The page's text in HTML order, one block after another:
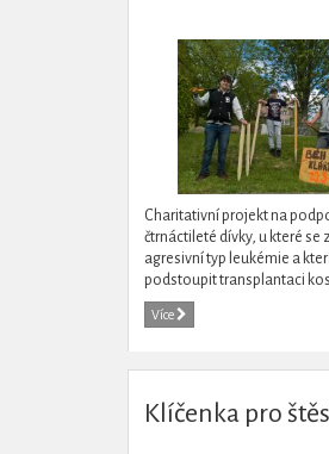
Charitativní projekt na
čtrnáctileté dívky, u které se
agresivní typ leukémie a
podstoupit transplantaci
Projekt zároveň mířil na
zodpovědnosti...
Více
Klíčenka pro